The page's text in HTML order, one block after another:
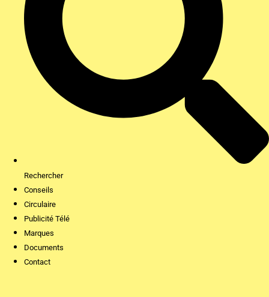
Rechercher
Conseils
Circulaire
Publicité Télé
Marques
Documents
Contact